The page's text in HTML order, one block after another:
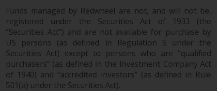
ohne die vorherige schriftliche
Genehmigung von Redwheel in
irgendeiner Weise reproduziert
werden. Copyright 2016 ©
Funds managed by Redwheel are not, and will not be,
registered under the Securities Act of 1933 (the
“Securities Act”) and are not available for purchase by
US persons (as defined in Regulation S under the
Securities Act) except to persons who are “qualified
purchasers” (as defined in the Investment Company Act
of 1940) and “accredited investors” (as defined in Rule
501(a) under the Securities Act).